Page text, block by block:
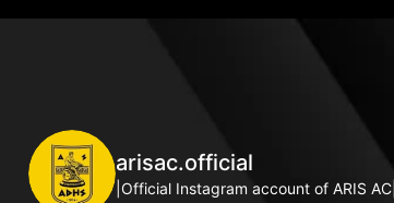
arisac.official
|Official Instagram account of ARIS AC|